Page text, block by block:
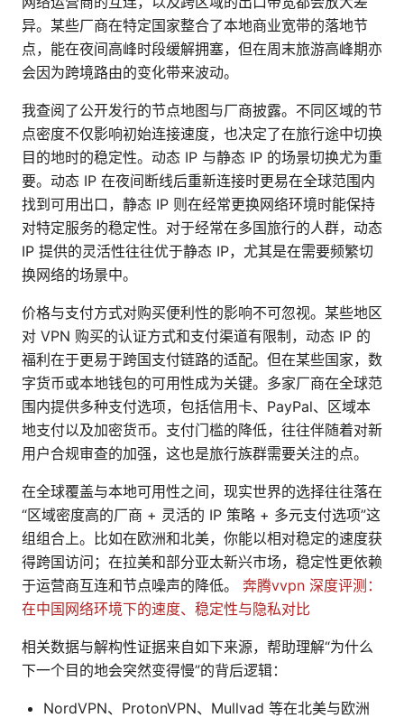
异。某些厂商在特定国家整合了本地商业宽带的落地节
点，能在夜间高峰时段缓解拥塞，但在周末旅游高峰期亦
会因为跨境路由的变化带来波动。
我查阅了公开发行的节点地图与厂商披露。不同区域的节
点密度不仅影响初始连接速度，也决定了在旅行途中切换
目的地时的稳定性。动态 IP 与静态 IP 的场景切换尤为重
要。动态 IP 在夜间断线后重新连接时更易在全球范围内
找到可用出口，静态 IP 则在经常更换网络环境时能保持
对特定服务的稳定性。对于经常在多国旅行的人群，动态
IP 提供的灵活性往往优于静态 IP，尤其是在需要频繁切
换网络的场景中。
价格与支付方式对购买便利性的影响不可忽视。某些地区
对 VPN 购买的认证方式和支付渠道有限制，动态 IP 的
福利在于更易于跨国支付链路的适配。但在某些国家，数
字货币或本地钱包的可用性成为关键。多家厂商在全球范
围内提供多种支付选项，包括信用卡、PayPal、区域本
地支付以及加密货币。支付门槛的降低，往往伴随着对新
用户合规审查的加强，这也是旅行族群需要关注的点。
在全球覆盖与本地可用性之间，现实世界的选择往往落在
“区域密度高的厂商 + 灵活的 IP 策略 + 多元支付选项”这
组组合上。比如在欧洲和北美，你能以相对稳定的速度获
得跨国访问；在拉美和部分亚太新兴市场，稳定性更依赖
于运营商互连和节点噪声的降低。 奔腾vvpn 深度评测：
在中国网络环境下的速度、稳定性与隐私对比
相关数据与解构性证据来自如下来源，帮助理解“为什么
下一个目的地会突然变得慢”的背后逻辑：
NordVPN、ProtonVPN、Mullvad 等在北美与欧洲